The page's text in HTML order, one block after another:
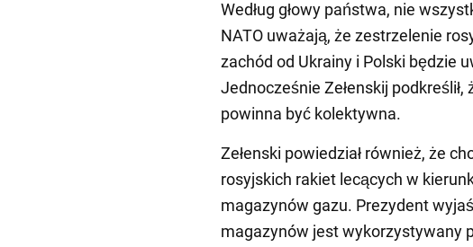
Według głowy państwa, nie
NATO uważają, że zestrzelenie
zachód od Ukrainy i Polski będzie
Jednocześnie Zełenskij
powinna być kolektywna.
Zełenski powiedział również, że
rosyjskich rakiet lecących w
magazynów gazu. Prezydent
magazynów jest wykorzystywany